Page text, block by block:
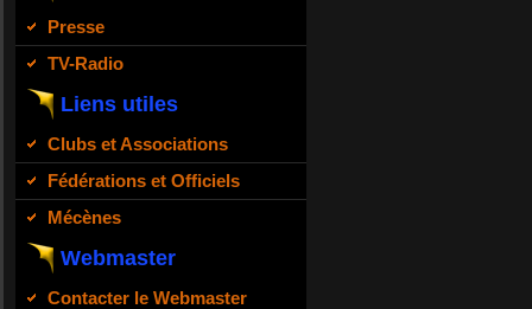
Presse
TV-Radio
Liens utiles
Clubs et Associations
Fédérations et Officiels
Mécènes
Webmaster
Contacter le Webmaster